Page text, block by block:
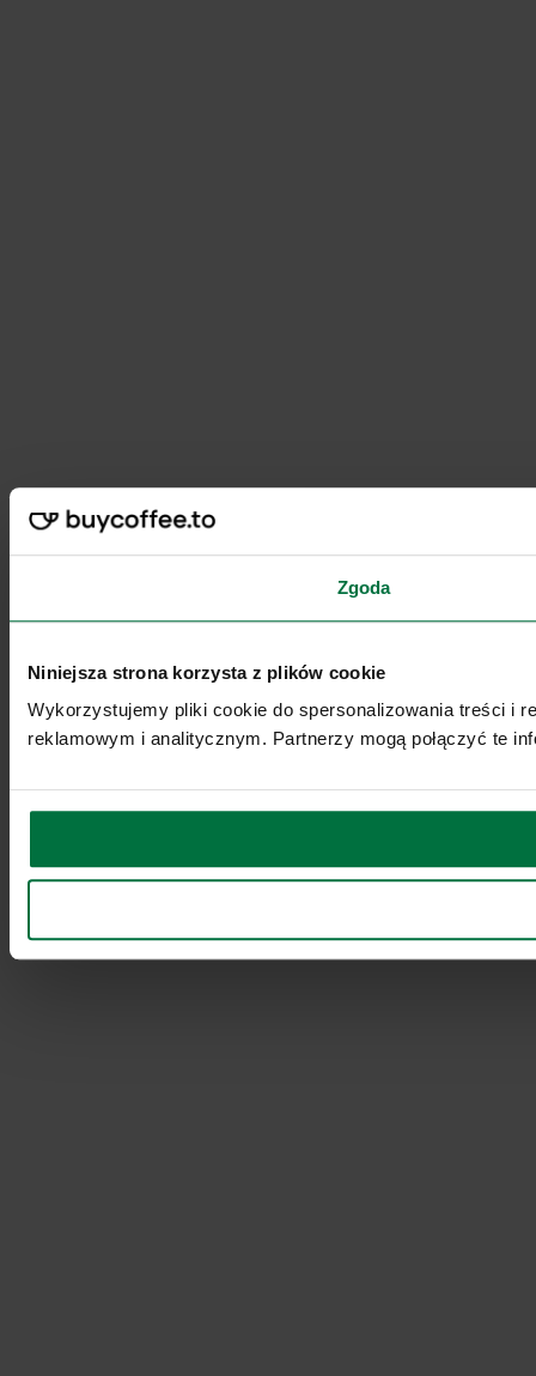
Zgoda
Niniejsza strona korzysta z plików cookie
Wykorzystujemy pliki cookie do spersonalizowania treści i
reklamowym i analitycznym. Partnerzy mogą połączyć te